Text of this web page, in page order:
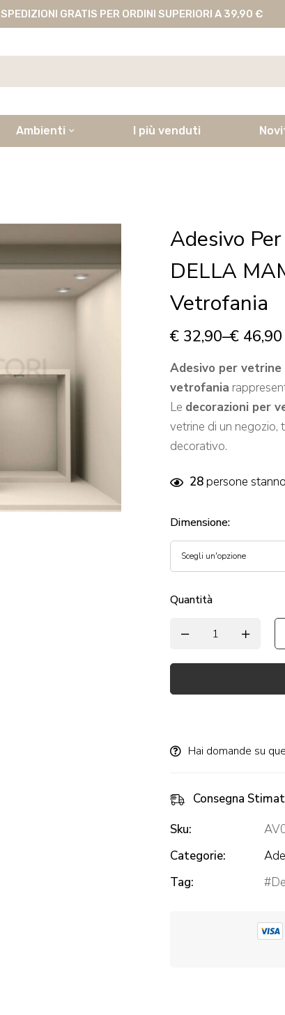
SPEDIZIONI GRATIS PER ORDINI SUPERIORI A 39,90 €
Ambienti I più venduti
Adesivo
DELLA
Vetrofania
€ 32,90–€ 46,90
Adesivo per vetrine
vetrofania
Le decorazioni per
vetrine di un negozio,
decorativo.
28persone
Dimensione:
Quantità
Hai domande su
Consegna
Sku:
Categorie:
Tag: